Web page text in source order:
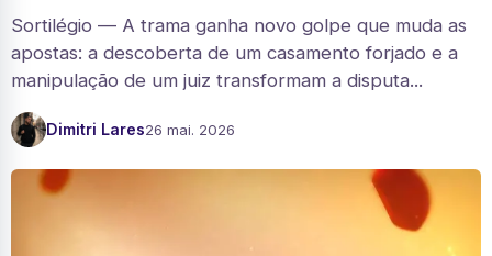
Sortilégio — A trama ganha novo golpe que muda as
apostas: a descoberta de um casamento forjado e a
manipulação de um juiz transformam a disputa...
Dimitri Lares26 mai. 2026